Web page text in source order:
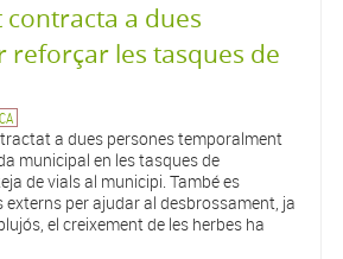
a dues
reforçar les tasques de
a dues persones temporalment
municipal en les tasques de
de vials al municipi. També es
per ajudar al desbrossament, ja
el creixement de les herbes ha